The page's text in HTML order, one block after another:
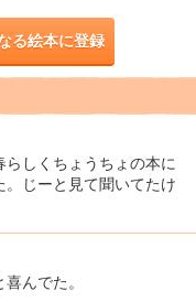
る絵本に登録
しくちょうちょの本に
。じーと見て聞いてたけ
んでた。